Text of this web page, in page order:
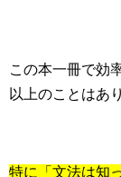
この本一冊で効
以上のことはあ
特に「文法は知